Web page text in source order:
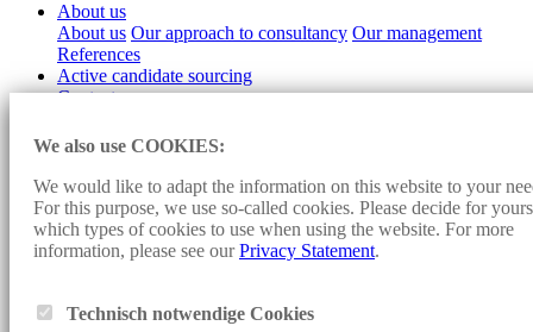
About us
About us Our approach to consultancy Our management
References
Active candidate sourcing
Contact
Imprint
Cookie-settings
Design and programming: Konzept fünf- Sunjob Consult:
Personnel Consulting, Headhunter, Executive Search, Direct Search,
Direct Search, Consulting, Personnel Search, Interim Management,
Energies, Solar Energy, Wind Energy, Bioenergy
We also use COOKIES:
We would like to adapt the information on this website to your
For this purpose, we use so-called cookies. Please decide for
which types of cookies to use when using the website. For more
information, please see ourPrivacy Statement.
Technisch notwendige Cookies